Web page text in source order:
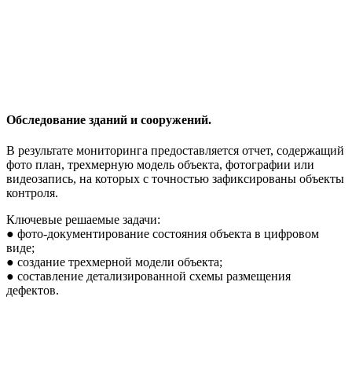
Обследование зданий и сооружений.
В результате мониторинга предоставляется отчет, содержащий
фото план, трехмерную модель объекта, фотографии или
видеозапись, на которых с точностью зафиксированы объекты
контроля.
Ключевые решаемые задачи:
● фото-документирование состояния объекта в цифровом
виде;
● создание трехмерной модели объекта;
● составление детализированной схемы размещения
дефектов.